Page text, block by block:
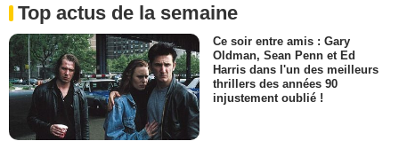
Top actus de la semaine
Ce soir entre amis : Gary
Oldman, Sean Penn et Ed
Harris dans l'un des meilleurs
thrillers des années 90
injustement oublié !